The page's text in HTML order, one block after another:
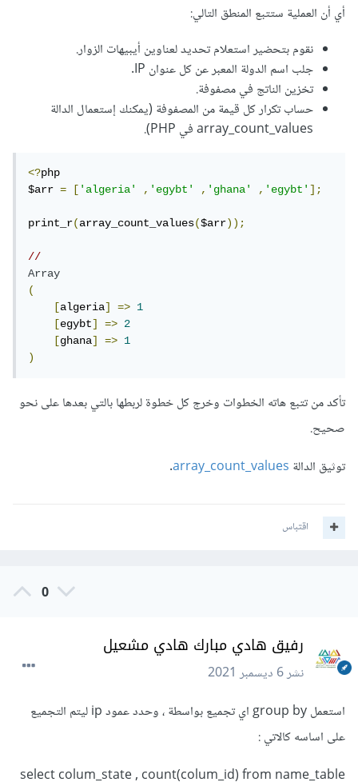
أي أن العملية ستتبع المنطق التالي:
نقوم بتحضير استعلام تحديد لعناوين أيبيهات الزوار.
جلب اسم الدولة المعبر عن كل عنوان IP.
تخزين الناتج في مصفوفة.
حساب تكرار كل قيمة من المصفوفة (يمكنك إستعمال الدالة
array_count_values في PHP).
<?php
$arr = ['algeria' ,'egybt' ,'ghana' ,'egybt'];
print_r(array_count_values($arr));
//
Array
(
[algeria] =>
1
[egybt] =>
2
[ghana] =>
1
)
تأكد من تتبع هاته الخطوات وخرج كل خطوة لربطها بالتي بعدها على نحو
صحيح.
توثيق الدالة array_count_values
.
اقتباس
0
رفيق هادي مبارك هادي مشعيل
نشر6 ديسمبر 2021
استعمل group by اي تجميع بواسطة ، وحدد عمود ip ليتم التجميع
على اساسه كالاتي :
select colum_state , count(colum_id) from name_table